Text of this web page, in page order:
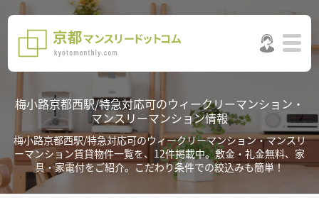
梅小路京都西駅/特急対応可のウィークリーマンション・
マンスリーマンション情報
梅小路京都西駅/特急対応可のウィークリーマンション・マンスリ
ーマンション賃貸物件一覧を、12件掲載中。敷金・礼金無料、家
具・家電付をご紹介。こだわり条件での絞込みも簡単！